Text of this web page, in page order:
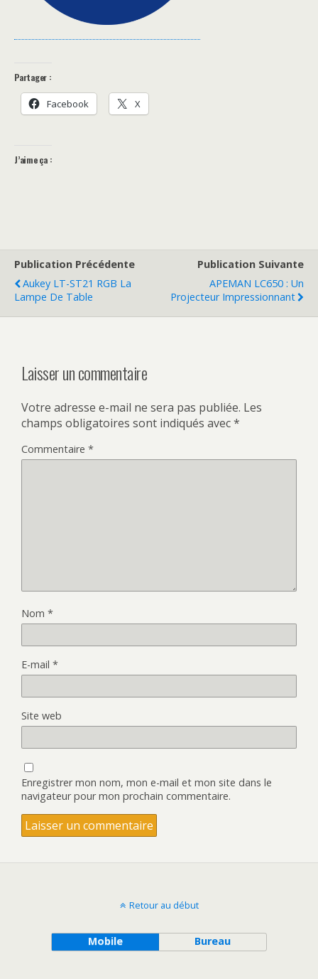
Partager :
Facebook X
J’aime ça :
Publication Précédente
Aukey LT-ST21 RGB La
Lampe De Table
Publication Suivante
APEMAN LC650 : Un
Projecteur Impressionnant
Laisser un commentaire
Votre adresse e-mail ne sera pas publiée. Les
champs obligatoires sont indiqués avec*
Commentaire *
Nom *
E-mail *
Site web
Enregistrer mon nom, mon e-mail et mon site dans le
navigateur pour mon prochain commentaire.
Retour au début
Mobile Bureau